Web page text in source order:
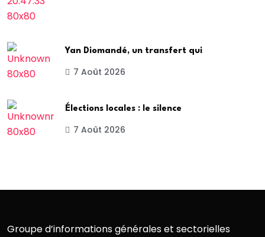
Yan Diomandé, un transfert qui
7 Août 2026
Élections locales : le silence
7 Août 2026
Groupe d’informations générales et sectorielles